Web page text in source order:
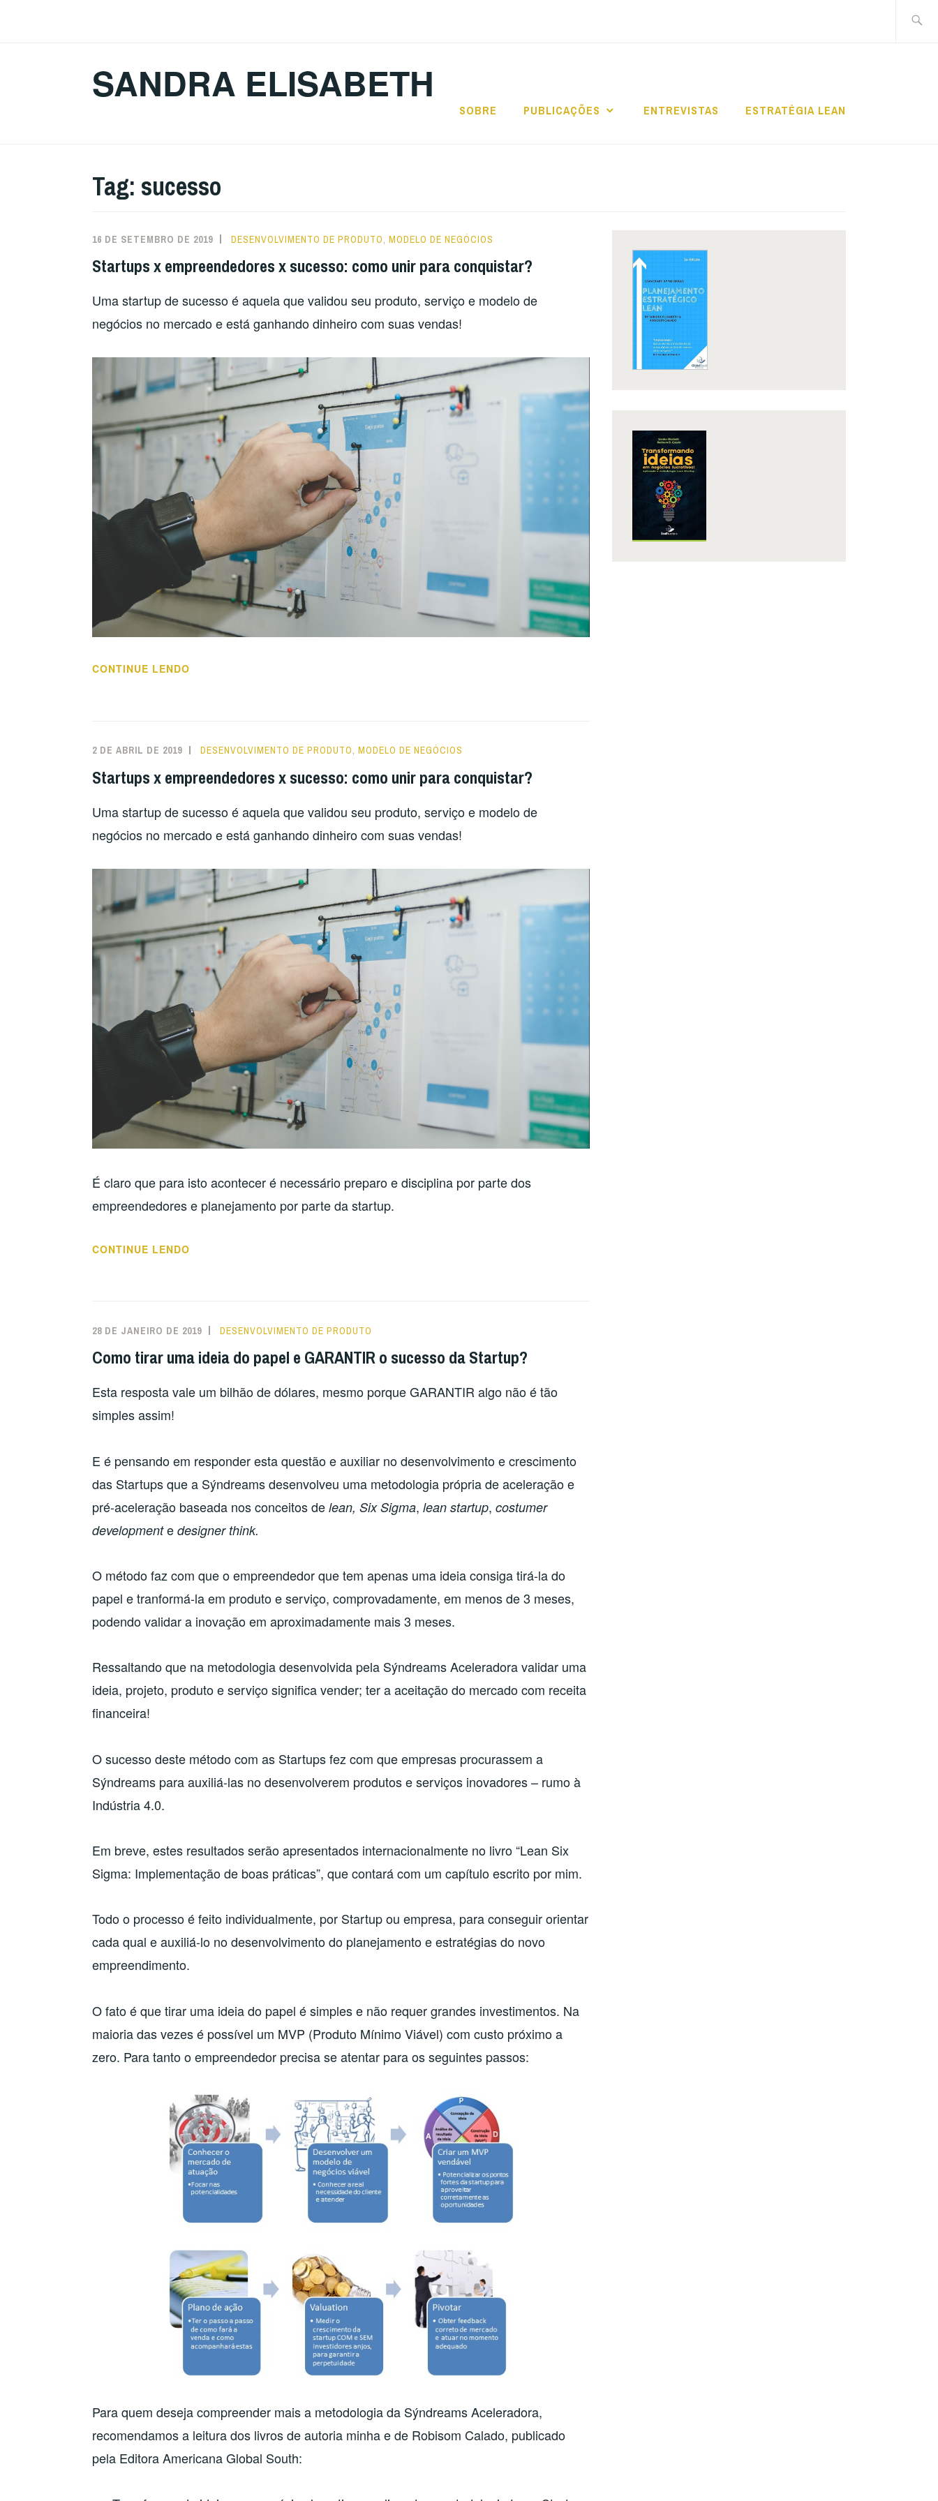
SANDRA ELISABETH
SOBRE PUBLICAÇÕES ENTREVISTAS ESTRATÉGIA LEAN
Tag: sucesso
16 DE SETEMBRO DE 2019 DESENVOLVIMENTO DE PRODUTO MODELO DE NEGÓCIOS
Startups x empreendedores x sucesso: como unir para conquistar?
Uma startup de sucesso é aquela que validou seu produto, serviço e modelo de
negócios no mercado e está ganhando dinheiro com suas vendas!
CONTINUE LENDO
UNIR
CONQUISTAR?”
2 DE ABRIL DE 2019 DESENVOLVIMENTO DE PRODUTO, MODELO DE NEGÓCIOS
Startups x empreendedores x sucesso: como unir para conquistar?
Uma startup de sucesso é aquela que validou seu produto, serviço e modelo de
negócios no mercado e está ganhando dinheiro com suas vendas!
É claro que para isto acontecer é necessário preparo e disciplina por parte dos
empreendedores e planejamento por parte da startup.
CONTINUE LENDO
COMO
UNIR
CONQUISTAR?”
28 DE JANEIRO DE 2019 DESENVOLVIMENTO DE PRODUTO
Como tirar uma ideia do papel e GARANTIR o sucesso da Startup?
Esta resposta vale um bilhão de dólares, mesmo porque GARANTIR algo não é tão
simples assim!
E é pensando em responder esta questão e auxiliar no desenvolvimento e crescimento
das Startups que a Sýndreams desenvolveu uma metodologia própria de aceleração e
pré-aceleração baseada nos conceitos de lean, Six Sigma, lean startup, costumer
developmente designer think.
O método faz com que o empreendedor que tem apenas uma ideia consiga tirá-la do
papel e tranformá-la em produto e serviço, comprovadamente, em menos de 3 meses,
podendo validar a inovação em aproximadamente mais 3 meses.
Ressaltando que na metodologia desenvolvida pela Sýndreams Aceleradora validar uma
ideia, projeto, produto e serviço significa vender; ter a aceitação do mercado com receita
financeira!
O sucesso deste método com as Startups fez com que empresas procurassem a
Sýndreams para auxiliá-las no desenvolverem produtos e serviços inovadores – rumo à
Indústria 4.0.
Em breve, estes resultados serão apresentados internacionalmente no livro “Lean Six
Sigma: Implementação de boas práticas”, que contará com um capítulo escrito por mim.
Todo o processo é feito individualmente, por Startup ou empresa, para conseguir orientar
cada qual e auxiliá-lo no desenvolvimento do planejamento e estratégias do novo
empreendimento.
O fato é que tirar uma ideia do papel é simples e não requer grandes investimentos. Na
maioria das vezes é possível um MVP (Produto Mínimo Viável) com custo próximo a
zero. Para tanto o empreendedor precisa se atentar para os seguintes passos:
Para quem deseja compreender mais a metodologia da Sýndreams Aceleradora,
recomendamos a leitura dos livros de autoria minha e de Robisom Calado, publicado
pela Editora Americana Global South: